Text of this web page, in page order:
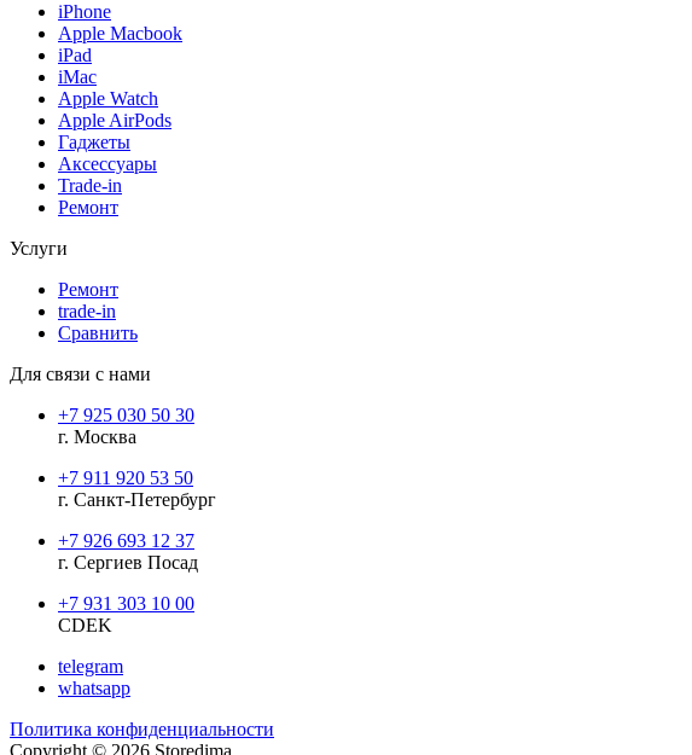
iPhone
Apple Macbook
iPad
iMac
Apple Watch
Apple AirPods
Гаджеты
Аксессуары
Trade-in
Ремонт
Услуги
Ремонт
trade-in
Сравнить
Для связи с нами
+7 925 030 50 30
г. Москва
+7 911 920 53 50
г. Санкт-Петербург
+7 926 693 12 37
г. Сергиев Посад
+7 931 303 10 00
CDEK
telegram
whatsapp
Политика конфиденциальности